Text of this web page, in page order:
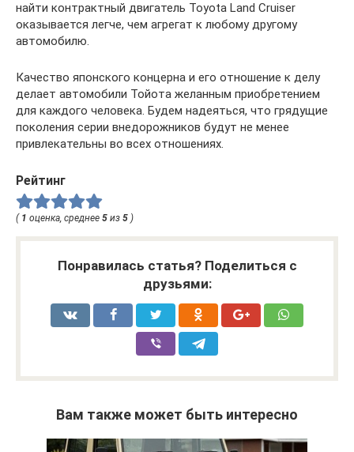
найти контрактный двигатель Toyota Land Cruiser
оказывается легче, чем агрегат к любому другому
автомобилю.
Качество японского концерна и его отношение к делу
делает автомобили Тойота желанным приобретением
для каждого человека. Будем надеяться, что грядущие
поколения серии внедорожников будут не менее
привлекательны во всех отношениях.
Рейтинг
( 1 оценка, среднее 5 из 5 )
Понравилась статья? Поделиться с
друзьями:
Вам также может быть интересно